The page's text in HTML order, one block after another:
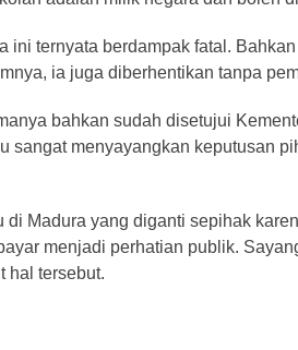
ini ternyata berdampak fatal.
ia juga diberhentikan tanpa
bahkan sudah disetujui
sangat menyayangkan keputusan
di Madura yang diganti sepihak
menjadi perhatian publik.
hal tersebut.